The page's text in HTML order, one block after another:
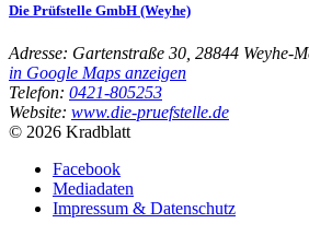
Die Prüfstelle GmbH (Weyhe)
Adresse: Gartenstraße 30, 28844 Weyhe-
in Google Maps anzeigen
Telefon: 0421-805253
Website: www.die-pruefstelle.de
© 2026 Kradblatt
Facebook
Mediadaten
Impressum & Datenschutz